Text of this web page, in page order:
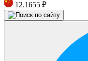
12.1655 ₽